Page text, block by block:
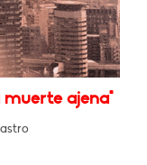
ajena"